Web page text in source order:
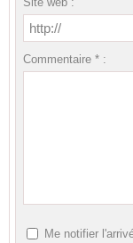
Commentaire * :
Me notifier